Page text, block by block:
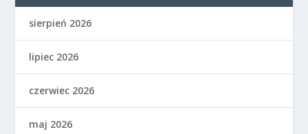
sierpień 2026
lipiec 2026
czerwiec 2026
maj 2026